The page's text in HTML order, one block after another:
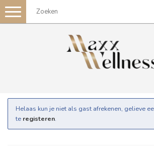
Toggle
navigation
Helaas kun je niet als gast afrekenen, gelieve
te registeren.